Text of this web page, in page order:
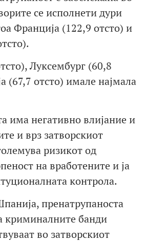
се исполнети дури
Франција (122,9 отсто) и
Луксембург (60,8
(67,7 отсто) имале најмала
има негативно влијание и
и врз затворскиот
ризикот од
на вработените и ја
контрола.
пренатрупаноста
банди
во затворскиот